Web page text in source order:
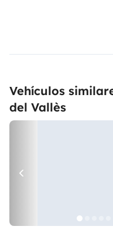
Vehículos
del Vallès